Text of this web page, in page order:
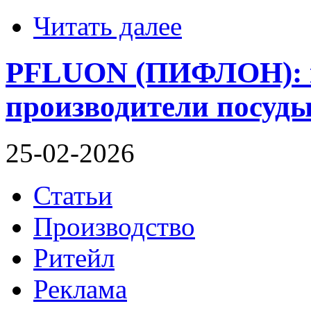
Читать далее
PFLUON (ПИФЛОН):
производители
25-02-2026
Статьи
Производство
Ритейл
Реклама